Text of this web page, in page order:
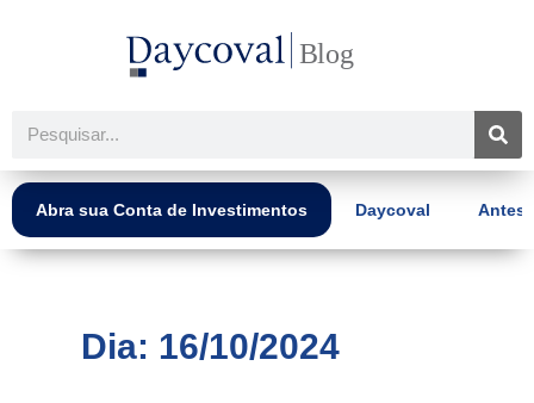
Pesquisar
Abra sua Conta de Investimentos Daycoval Antes
Dia: 16/10/2024